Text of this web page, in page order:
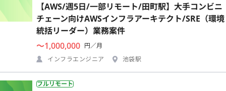
【AWS/週5日/一部リモート/田町駅】大手コンビニ
チェーン向けAWSインフラアーキテクト/SRE（環境
統括リーダー）業務案件
〜1,000,000 円／月
インフラエンジニア
池袋駅
フルリモート